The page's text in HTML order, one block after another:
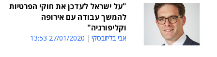
"על ישראל לעדכן את חוקי הפרטיות
להמשך עבודה עם אירופה
וקליפורניה"
אבי בליזובסקי 27/01/2020 13:53